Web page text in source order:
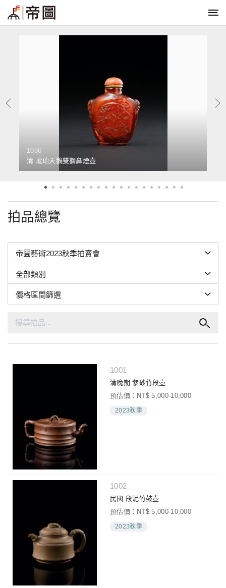
1086
清 琥珀天鵝雙獅鼻煙壺
拍品總覽
1001
清晚期 紫砂竹段壺
預估價：NT$ 5,000-10,000
2023秋季
1002
民國 段泥竹鼓壺
預估價：NT$ 5,000-10,000
2023秋季